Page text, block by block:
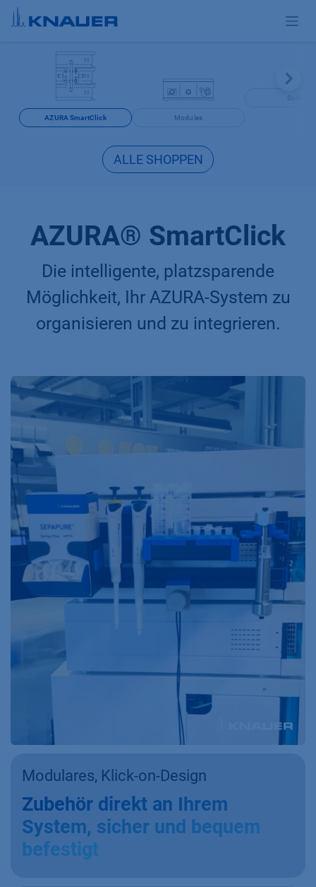
Zum Inhalt springen
AZURA SmartClick Modules
Software
ALLE SHOPPEN
AZURA® SmartClick
Die intelligente, platzsparende
Möglichkeit, Ihr AZURA-System zu
organisieren und zu integrieren.
Modulares, Klick-on-Design
Zubehör direkt an Ihrem
System, sicher und bequem
befestigt